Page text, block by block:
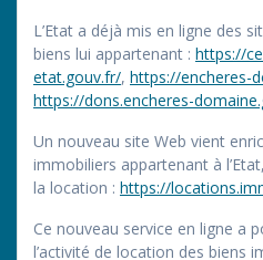
L’Etat a déjà mis en ligne des
biens lui appartenant : https://
etat.gouv.fr/, https://encheres-
https://dons.encheres-
Un nouveau site Web vient
immobiliers appartenant à
la location : https://
Ce nouveau service en ligne a
l’activité de location des biens